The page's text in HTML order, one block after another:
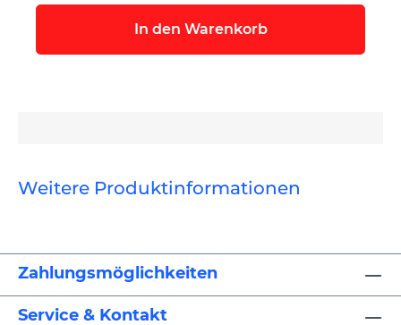
In den Warenkorb
Weitere Produktinformationen
Zahlungsmöglichkeiten
Service & Kontakt